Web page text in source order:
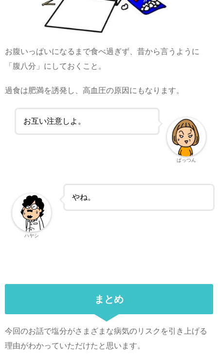
お腹いっぱいになるまで食べ過ぎず、昔から言うように
「腹八分」にしておくこと。
過食は肥満を誘発し、高血圧の原因にもなります。
お互い注意しよ。
ぱっつん
やね。
ハヤシ
まとめ
今回のお話で塩分がさまざまな病気のリスクを引き上げる
理由がわかっていただけたと思います。